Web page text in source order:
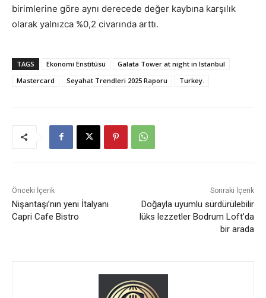
birimlerine göre aynı derecede değer kaybına karşılık
olarak yalnızca %0,2 civarında arttı.
TAGS Ekonomi Enstitüsü
Galata Tower at night in Istanbul
Mastercard
Seyahat Trendleri 2025 Raporu Turkey.
Önceki İçerik
Nişantaşı’nın yeni İtalyanı
Capri Cafe Bistro
Sonraki İçerik
Doğayla uyumlu sürdürülebilir
lüks lezzetler Bodrum Loft’da
bir arada